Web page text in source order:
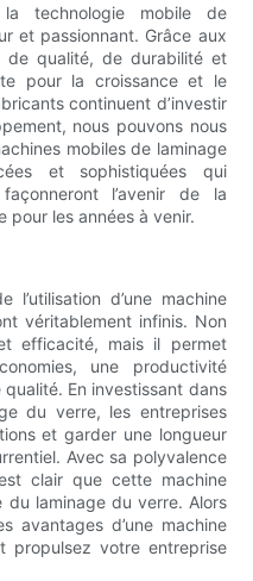
la technologie mobile de
et passionnant. Grâce aux
de qualité, de durabilité et
pour la croissance et le
continuent d’investir
nous pouvons nous
mobiles de laminage
et sophistiquées qui
l’avenir de la
pour les années à venir.
l’utilisation d’une machine
véritablement infinis. Non
efficacité, mais il permet
une productivité
En investissant dans
du verre, les entreprises
et garder une longueur
Avec sa polyvalence
clair que cette machine
du laminage du verre. Alors
avantages d’une machine
propulsez votre entreprise